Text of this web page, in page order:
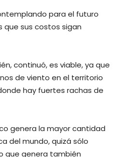
para el futuro
sus costos sigan
continuó, es viable, ya que
de viento en el territorio
hay fuertes rachas de
genera la mayor cantidad
del mundo, quizá sólo
que genera también